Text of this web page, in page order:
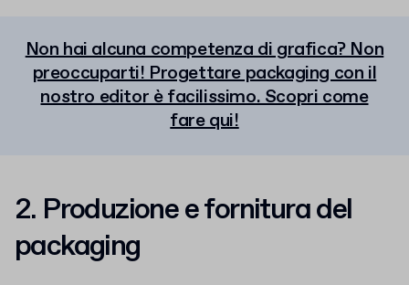
Non hai alcuna competenza di grafica? Non
preoccuparti! Progettare packaging con il
nostro editor è facilissimo. Scopri come
fare qui!
2. Produzione e fornitura del
packaging